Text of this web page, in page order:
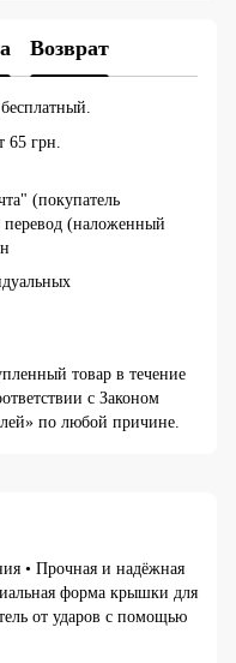
Возврат
грн.
(покупатель
(наложенный
товар в течение
с Законом
по любой причине.
• Прочная и надёжная
форма крышки для
от ударов с помощью